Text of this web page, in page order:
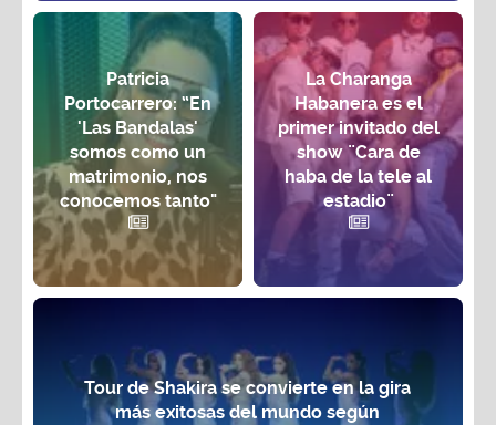
Patricia
Portocarrero: “En
'Las Bandalas'
somos como un
matrimonio, nos
conocemos tanto"
La Charanga
Habanera es el
primer invitado del
show ¨Cara de
haba de la tele al
estadio¨
Tour de Shakira se convierte en la gira
más exitosas del mundo según